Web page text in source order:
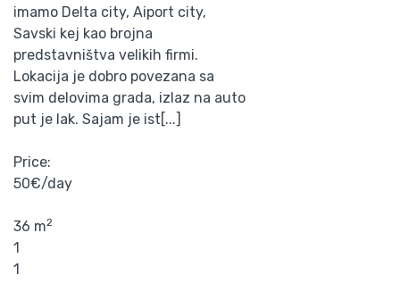
imamo Delta city, Aiport city,
Savski kej kao brojna
predstavništva velikih firmi.
Lokacija je dobro povezana sa
svim delovima grada, izlaz na auto
put je lak. Sajam je ist[...]
Price:
50€/day
36 m2
1
1